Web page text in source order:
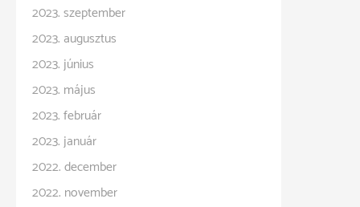
2023. szeptember
2023. augusztus
2023. június
2023. május
2023. február
2023. január
2022. december
2022. november